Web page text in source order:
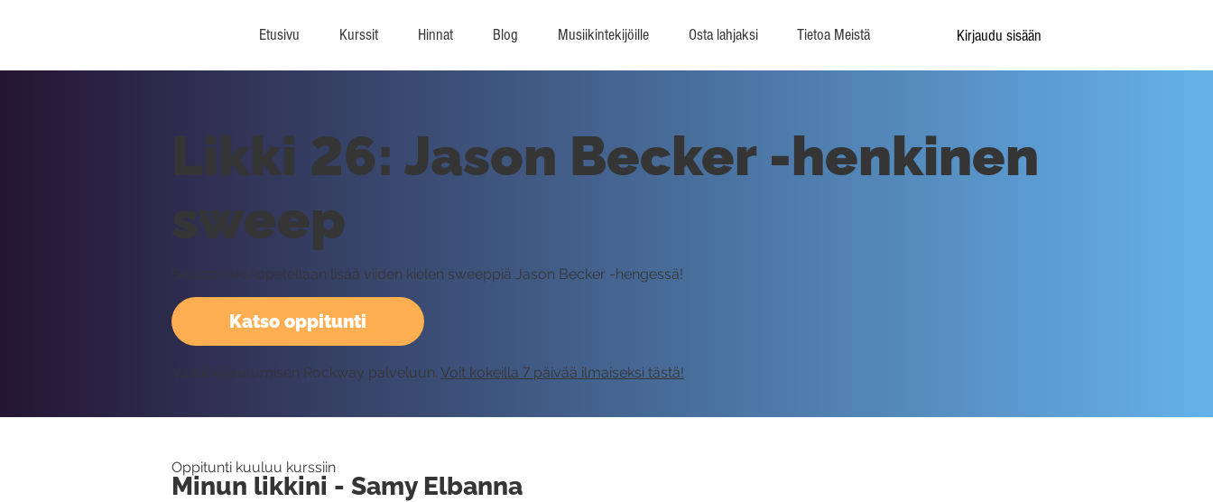
Etusivu Kurssit Hinnat Blog Musiikintekijöille Osta lahjaksi Tietoa Meistä Kirjaudu sisään
Katso oppitunti
Likki 26: Jason Becker -henkinen
sweep
Seuraavaksi opetellaan lisää viiden kielen sweeppiä Jason Becker -hengessä!
Vaatii kirjautumisen Rockway palveluun. Voit kokeilla 7 päivää ilmaiseksi tästä!
Oppitunti kuuluu kurssiin
Minun likkini - Samy Elbanna